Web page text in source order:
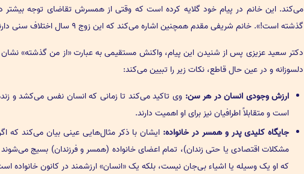
می‌کند. این خانم در پیام خود گلایه کرده است که وقتی از همسرش تقاضای توجه بیشتر
گذشته است!». خانم شریفی مقدم همچنین اشاره می‌کند که این زوج 9 سال اختلاف سنی دارند.
دکتر سعید عزیزی پس از شنیدن این پیام، واکنش مستقیمی به عبارت «از من گذشته»
دلسوزانه و در عین حال قاطع، نکات زیر را تبیین می‌کند:
ارزش وجودی انسان در هر سن: وی تاکید می‌کند تا زمانی که انسان نفس می‌کشد و
است و متقابلاً اطرافیان نیز برای او اهمیت دارند.
جایگاه کلیدی پدر و همسر در خانواده: ایشان با ذکر مثال‌هایی عینی بیان می‌کند که اگر
مشکلات اقتصادی یا حتی زندان)، تمام اعضای خانواده (همسر و فرزندان) بسیج
که او یک وسیله یا اشیاء بی‌جان نیست، بلکه یک «انسان» ارزشمند در کانون خانواده